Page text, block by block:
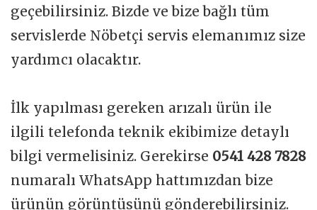
geçebilirsiniz. Bizde ve bize bağlı tüm
servislerde Nöbetçi servis elemanımız size
yardımcı olacaktır.
İlk yapılması gereken arızalı ürün ile
ilgili telefonda teknik ekibimize detaylı
bilgi vermelisiniz. Gerekirse 0541 428 7828
numaralı WhatsApp hattımızdan bize
ürünün görüntüsünü gönderebilirsiniz.